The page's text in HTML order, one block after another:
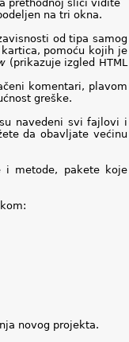
prethodnoj slici vidite
na tri okna.
od tipa samog
pomoću kojih je
(prikazuje izgled HTML
komentari, plavom
greške.
navedeni svi fajlovi i
da obavljate većinu
i metode, pakete koje
novog projekta.